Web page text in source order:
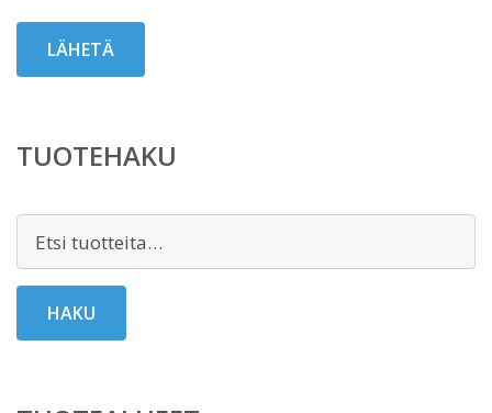
TUOTEHAKU
HAKU